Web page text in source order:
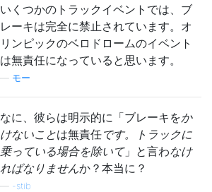
いくつかのトラックイベントでは、ブ
レーキは完全に禁止されています。オ
リンピックのベロドロームのイベント
は無責任になっていると思います。
モー
なに、彼らは明示的に「ブレーキをか
けないことは無責任です。トラックに
乗っている場合を除いて」と言わなけ
ればなりませんか？本当に？
-stib